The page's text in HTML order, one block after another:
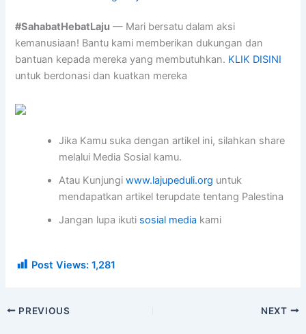
#SahabatHebatLaju — Mari bersatu dalam aksi
kemanusiaan! Bantu kami memberikan dukungan dan
bantuan kepada mereka yang membutuhkan. KLIK DISINI
untuk berdonasi dan kuatkan mereka
Jika Kamu suka dengan artikel ini, silahkan share
melalui Media Sosial kamu.
Atau Kunjungiwww.lajupeduli.org untuk
mendapatkan artikel terupdate tentang Palestina
Jangan lupa ikuti sosial media kami
Post Views: 1,281
PREVIOUS NEXT